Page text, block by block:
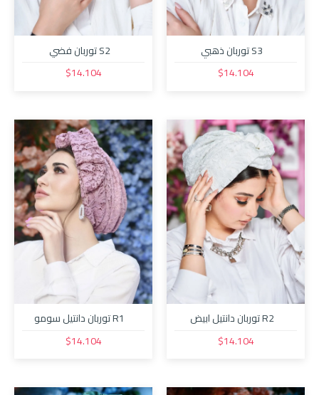
S3 توربان ذهبي
$14.104
S2 توربان فضي
$14.104
R2 توربان دانتيل ابيض
$14.104
R1 توربان دانتيل سومو
$14.104